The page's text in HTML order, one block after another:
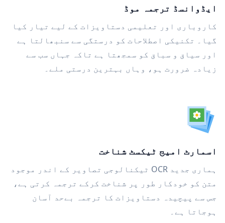
ایڈوانسڈ ترجمہ موڈ
کاروباری اور تعلیمی دستاویزات کے لیے تیار کیا
گیا۔ تکنیکی اصطلاحات کو درستگی سے سنبھالتا ہے
اور سیاق و سباق کو سمجھتا ہے تاکہ جہاں سب سے
زیادہ ضرورت ہو، وہاں بہترین درستی ملے۔
اسمارٹ امیج ٹیکسٹ شناخت
ہماری جدید OCR ٹیکنالوجی تصاویر کے اندر موجود
متن کو خودکار طور پر شناخت کرکے ترجمہ کرتی ہے،
جس سے پیچیدہ دستاویزات کا ترجمہ بےحد آسان
ہوجاتا ہے۔